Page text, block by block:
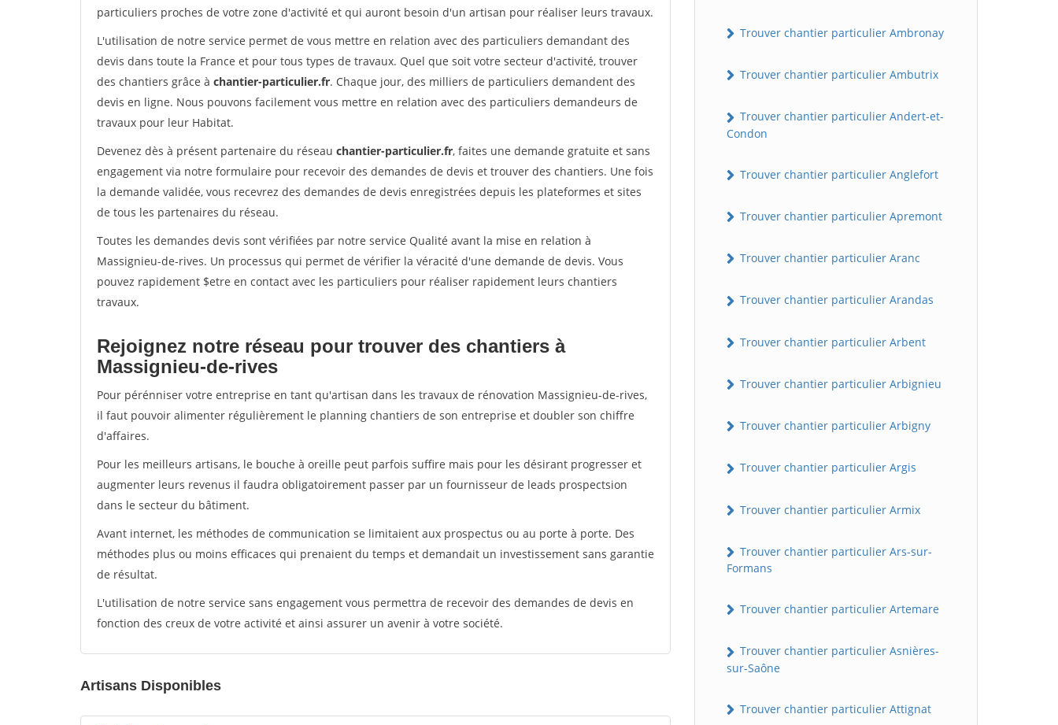
particuliers proches de votre zone d'activité et qui auront besoin d'un artisan pour réaliser leurs travaux.
L'utilisation de notre service permet de vous mettre en relation avec des particuliers demandant des
devis dans toute la France et pour tous types de travaux. Quel que soit votre secteur d'activité, trouver
des chantiers grâce à chantier-particulier.fr. Chaque jour, des milliers de particuliers demandent des
devis en ligne. Nous pouvons facilement vous mettre en relation avec des particuliers demandeurs de
travaux pour leur Habitat.
Devenez dès à présent partenaire du réseau chantier-particulier.fr, faites une demande gratuite et sans
engagement via notre formulaire pour recevoir des demandes de devis et trouver des chantiers. Une fois
la demande validée, vous recevrez des demandes de devis enregistrées depuis les plateformes et sites
de tous les partenaires du réseau.
Toutes les demandes devis sont vérifiées par notre service Qualité avant la mise en relation à
Massignieu-de-rives. Un processus qui permet de vérifier la véracité d'une demande de devis. Vous
pouvez rapidement $etre en contact avec les particuliers pour réaliser rapidement leurs chantiers
travaux.
Rejoignez notre réseau pour trouver des chantiers à
Massignieu-de-rives
Pour pérénniser votre entreprise en tant qu'artisan dans les travaux de rénovation Massignieu-de-rives,
il faut pouvoir alimenter régulièrement le planning chantiers de son entreprise et doubler son chiffre
d'affaires.
Pour les meilleurs artisans, le bouche à oreille peut parfois suffire mais pour les désirant progresser et
augmenter leurs revenus il faudra obligatoirement passer par un fournisseur de leads prospectsion
dans le secteur du bâtiment.
Avant internet, les méthodes de communication se limitaient aux prospectus ou au porte à porte. Des
méthodes plus ou moins efficaces qui prenaient du temps et demandait un investissement sans garantie
de résultat.
L'utilisation de notre service sans engagement vous permettra de recevoir des demandes de devis en
fonction des creux de votre activité et ainsi assurer un avenir à votre société.
Artisans Disponibles
Trouver chantier particulier Ambronay
Trouver chantier particulier Ambutrix
Trouver chantier particulier Andert-et-
Condon
Trouver chantier particulier Anglefort
Trouver chantier particulier Apremont
Trouver chantier particulier Aranc
Trouver chantier particulier Arandas
Trouver chantier particulier Arbent
Trouver chantier particulier Arbignieu
Trouver chantier particulier Arbigny
Trouver chantier particulier Argis
Trouver chantier particulier Armix
Trouver chantier particulier Ars-sur-
Formans
Trouver chantier particulier Artemare
Trouver chantier particulier Asnières-
sur-Saône
Trouver chantier particulier Attignat